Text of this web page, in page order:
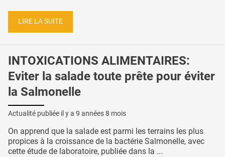
LIRE LA SUITE
INTOXICATIONS ALIMENTAIRES:
Eviter la salade toute prête pour éviter
la Salmonelle
Actualité publiée il y a 9 années 8 mois
On apprend que la salade est parmi les terrains les plus
propices à la croissance de la bactérie Salmonelle, avec
cette étude de laboratoire, publiée dans la ...